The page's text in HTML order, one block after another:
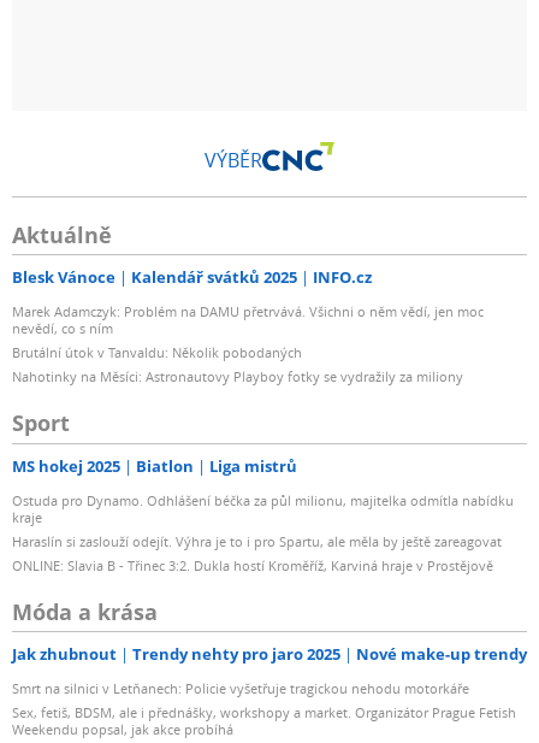
VÝBĚR
Aktuálně
Blesk Vánoce Kalendář svátků 2025 INFO.cz
Marek Adamczyk: Problém na DAMU přetrvává. Všichni o něm vědí, jen moc
nevědí, co s ním
Brutální útok v Tanvaldu: Několik pobodaných
Nahotinky na Měsíci: Astronautovy Playboy fotky se vydražily za miliony
Sport
MS hokej 2025 Biatlon Liga mistrů
Ostuda pro Dynamo. Odhlášení béčka za půl milionu, majitelka odmítla nabídku
kraje
Haraslín si zaslouží odejít. Výhra je to i pro Spartu, ale měla by ještě zareagovat
ONLINE: Slavia B - Třinec 3:2. Dukla hostí Kroměříž, Karviná hraje v Prostějově
Móda a krása
Jak zhubnout Trendy nehty pro jaro 2025 Nové make-up trendy
Smrt na silnici v Letňanech: Policie vyšetřuje tragickou nehodu motorkáře
Sex, fetiš, BDSM, ale i přednášky, workshopy a market. Organizátor Prague Fetish
Weekendu popsal, jak akce probíhá